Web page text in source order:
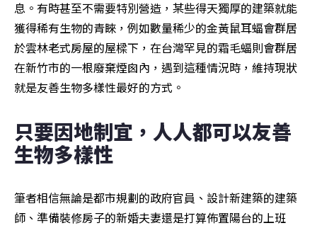
息。有時甚至不需要特別營造，某些得天獨厚的建築就能
獲得稀有生物的青睞，例如數量稀少的金黃鼠耳蝠會群居
於雲林老式房屋的屋樑下，在台灣罕見的霜毛蝠則會群居
在新竹市的一根廢棄煙囪內，遇到這種情況時，維持現狀
就是友善生物多樣性最好的方式。
只要因地制宜，人人都可以友善
生物多樣性
筆者相信無論是都市規劃的政府官員、設計新建築的建築
師、準備裝修房子的新婚夫妻還是打算佈置陽台的上班